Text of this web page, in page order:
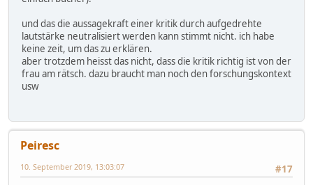
und das die aussagekraft einer kritik durch aufgedrehte
lautstärke neutralisiert werden kann stimmt nicht. ich habe
keine zeit, um das zu erklären.
aber trotzdem heisst das nicht, dass die kritik richtig ist von der
frau am rätsch. dazu braucht man noch den forschungskontext
usw
Peiresc
#17
10. September 2019, 13:03:07